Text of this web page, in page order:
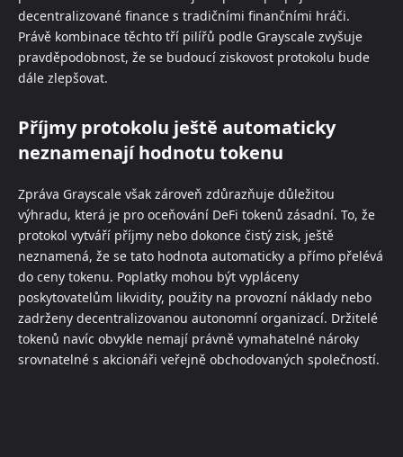
decentralizované finance s tradičními finančními hráči.
Právě kombinace těchto tří pilířů podle Grayscale zvyšuje
pravděpodobnost, že se budoucí ziskovost protokolu bude
dále zlepšovat.
Příjmy protokolu ještě automaticky
neznamenají hodnotu tokenu
Zpráva Grayscale však zároveň zdůrazňuje důležitou
výhradu, která je pro oceňování DeFi tokenů zásadní. To, že
protokol vytváří příjmy nebo dokonce čistý zisk, ještě
neznamená, že se tato hodnota automaticky a přímo přelévá
do ceny tokenu. Poplatky mohou být vypláceny
poskytovatelům likvidity, použity na provozní náklady nebo
zadrženy decentralizovanou autonomní organizací. Držitelé
tokenů navíc obvykle nemají právně vymahatelné nároky
srovnatelné s akcionáři veřejně obchodovaných společností.